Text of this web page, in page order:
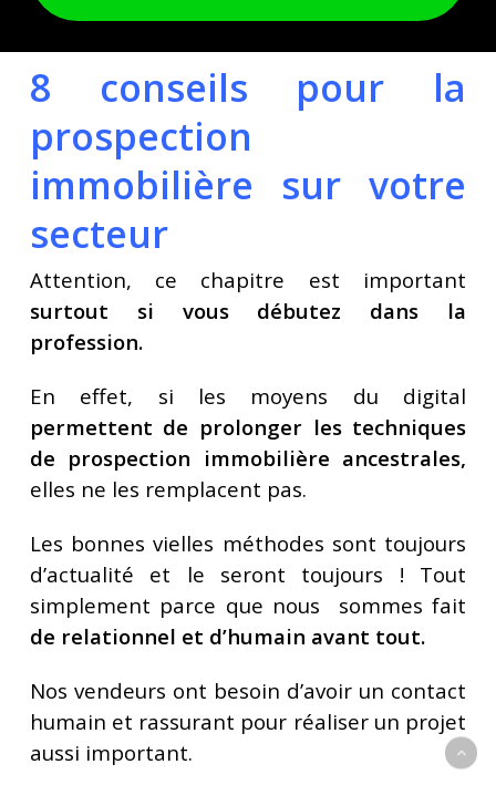
8 conseils pour la
prospection
immobilière sur votre
secteur
Attention, ce chapitre est important
surtout si vous débutez dans la
profession.
En effet, si les moyens du digital
permettent de prolonger les techniques
de prospection immobilière ancestrales,
elles ne les remplacent pas.
Les bonnes vielles méthodes sont toujours
d’actualité et le seront toujours ! Tout
simplement parce que nous sommes fait
de relationnel et d’humain avant tout.
Nos vendeurs ont besoin d’avoir un contact
humain et rassurant pour réaliser un projet
aussi important.